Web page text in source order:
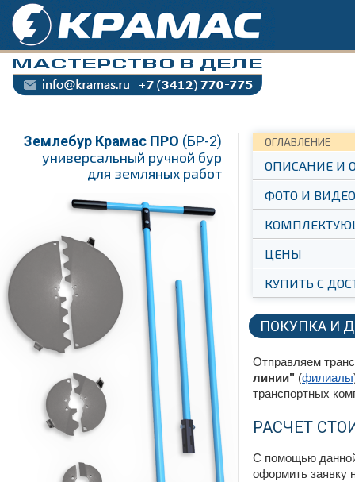
Землебур Крамас ПРО (БР-2)
универсальный ручной бур
для земляных работ
ОГЛАВЛЕНИЕ
ОПИСАНИЕ И
ФОТО И ВИДЕО
ЦЕНЫ
КУПИТЬ С
ПОКУПКА И
Отправляем
линии" (филиалы
транспортных
РАСЧЕТ
С помощью
оформить заявку